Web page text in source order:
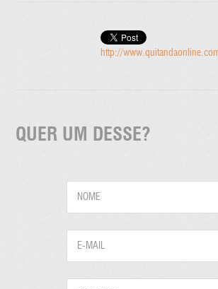
http://
QUER UM DESSE?